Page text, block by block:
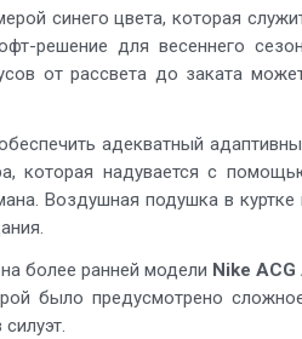
синего цвета, которая
решение для весеннего
от рассвета до заката
адекватный
которая надувается с
Воздушная подушка в
более ранней модели Nike
было предусмотрено